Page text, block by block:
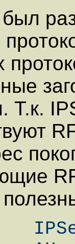
Т.к.